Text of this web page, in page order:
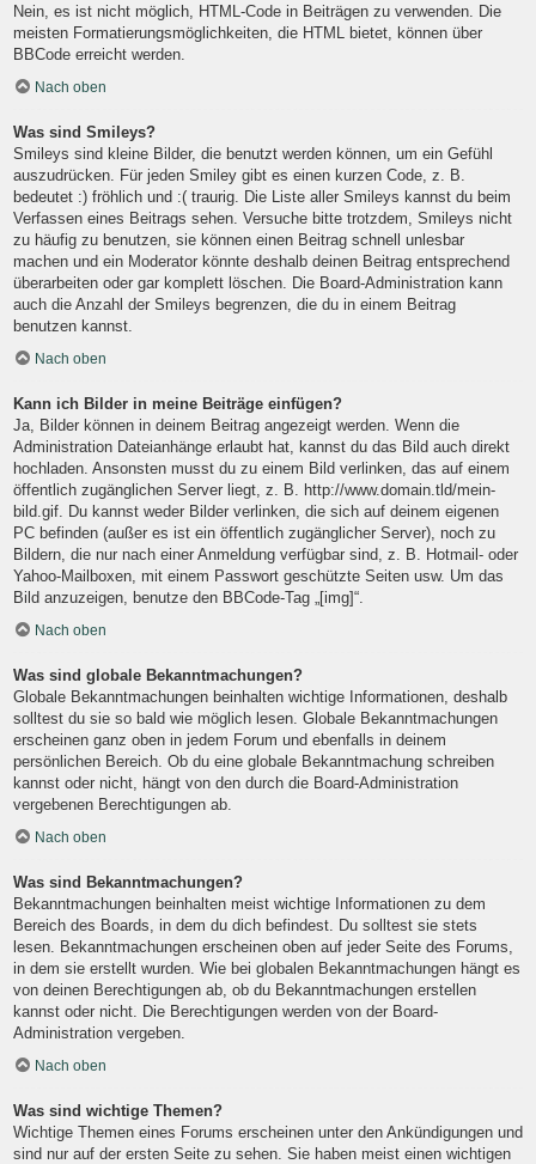
Nein, es ist nicht möglich, HTML-Code in Beiträgen zu verwenden. Die
meisten Formatierungsmöglichkeiten, die HTML bietet, können über
BBCode erreicht werden.
Nach oben
Was sind Smileys?
Smileys sind kleine Bilder, die benutzt werden können, um ein Gefühl
auszudrücken. Für jeden Smiley gibt es einen kurzen Code, z. B.
bedeutet :) fröhlich und :( traurig. Die Liste aller Smileys kannst du beim
Verfassen eines Beitrags sehen. Versuche bitte trotzdem, Smileys nicht
zu häufig zu benutzen, sie können einen Beitrag schnell unlesbar
machen und ein Moderator könnte deshalb deinen Beitrag entsprechend
überarbeiten oder gar komplett löschen. Die Board-Administration kann
auch die Anzahl der Smileys begrenzen, die du in einem Beitrag
benutzen kannst.
Nach oben
Kann ich Bilder in meine Beiträge einfügen?
Ja, Bilder können in deinem Beitrag angezeigt werden. Wenn die
Administration Dateianhänge erlaubt hat, kannst du das Bild auch direkt
hochladen. Ansonsten musst du zu einem Bild verlinken, das auf einem
öffentlich zugänglichen Server liegt, z. B. http://www.domain.tld/mein-
bild.gif. Du kannst weder Bilder verlinken, die sich auf deinem eigenen
PC befinden (außer es ist ein öffentlich zugänglicher Server), noch zu
Bildern, die nur nach einer Anmeldung verfügbar sind, z. B. Hotmail- oder
Yahoo-Mailboxen, mit einem Passwort geschützte Seiten usw. Um das
Bild anzuzeigen, benutze den BBCode-Tag „[img]“.
Nach oben
Was sind globale Bekanntmachungen?
Globale Bekanntmachungen beinhalten wichtige Informationen, deshalb
solltest du sie so bald wie möglich lesen. Globale Bekanntmachungen
erscheinen ganz oben in jedem Forum und ebenfalls in deinem
persönlichen Bereich. Ob du eine globale Bekanntmachung schreiben
kannst oder nicht, hängt von den durch die Board-Administration
vergebenen Berechtigungen ab.
Nach oben
Was sind Bekanntmachungen?
Bekanntmachungen beinhalten meist wichtige Informationen zu dem
Bereich des Boards, in dem du dich befindest. Du solltest sie stets
lesen. Bekanntmachungen erscheinen oben auf jeder Seite des Forums,
in dem sie erstellt wurden. Wie bei globalen Bekanntmachungen hängt es
von deinen Berechtigungen ab, ob du Bekanntmachungen erstellen
kannst oder nicht. Die Berechtigungen werden von der Board-
Administration vergeben.
Nach oben
Was sind wichtige Themen?
Wichtige Themen eines Forums erscheinen unter den Ankündigungen und
sind nur auf der ersten Seite zu sehen. Sie haben meist einen wichtigen